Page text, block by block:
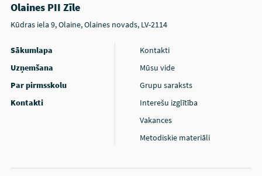
Olaines PII Zīle
Kūdras iela 9, Olaine, Olaines novads, LV-2114
Sākumlapa
Uzņemšana
Par pirmsskolu
Kontakti
Kontakti
Mūsu vide
Grupu saraksts
Interešu izglītība
Vakances
Metodiskie materiāli